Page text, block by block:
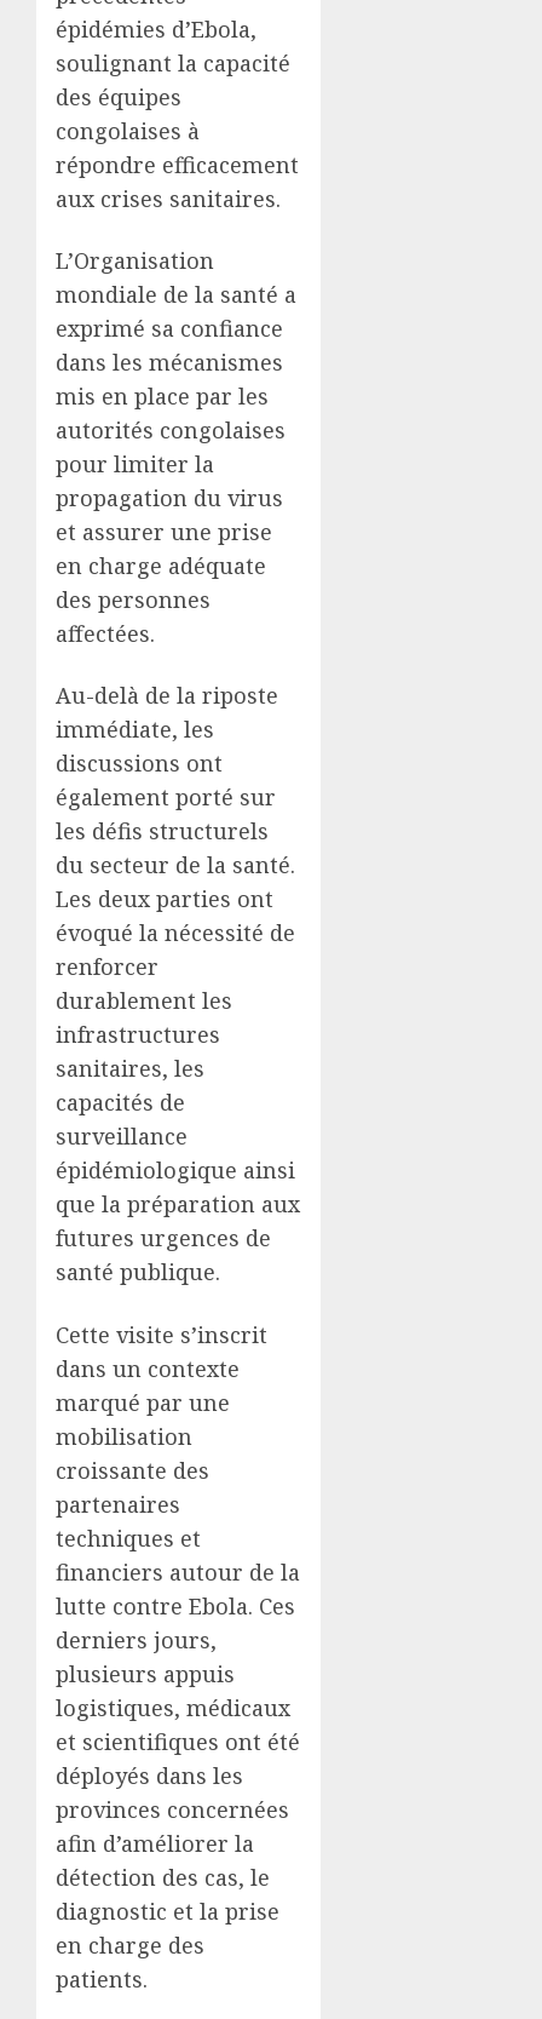
épidémies d’Ebola,
soulignant la capacité
des équipes
congolaises à
répondre efficacement
aux crises sanitaires.
L’Organisation
mondiale de la santé a
exprimé sa confiance
dans les mécanismes
mis en place par les
autorités congolaises
pour limiter la
propagation du virus
et assurer une prise
en charge adéquate
des personnes
affectées.
Au-delà de la riposte
immédiate, les
discussions ont
également porté sur
les défis structurels
du secteur de la santé.
Les deux parties ont
évoqué la nécessité de
renforcer
durablement les
infrastructures
sanitaires, les
capacités de
surveillance
épidémiologique ainsi
que la préparation aux
futures urgences de
santé publique.
Cette visite s’inscrit
dans un contexte
marqué par une
mobilisation
croissante des
partenaires
techniques et
financiers autour de la
lutte contre Ebola. Ces
derniers jours,
plusieurs appuis
logistiques, médicaux
et scientifiques ont été
déployés dans les
provinces concernées
afin d’améliorer la
détection des cas, le
diagnostic et la prise
en charge des
patients.